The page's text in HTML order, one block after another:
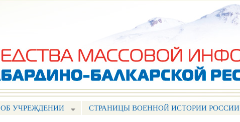
ОБ УЧРЕЖДЕНИИ СТРАНИЦЫ ВОЕННОЙ ИСТОРИИ РОССИИ